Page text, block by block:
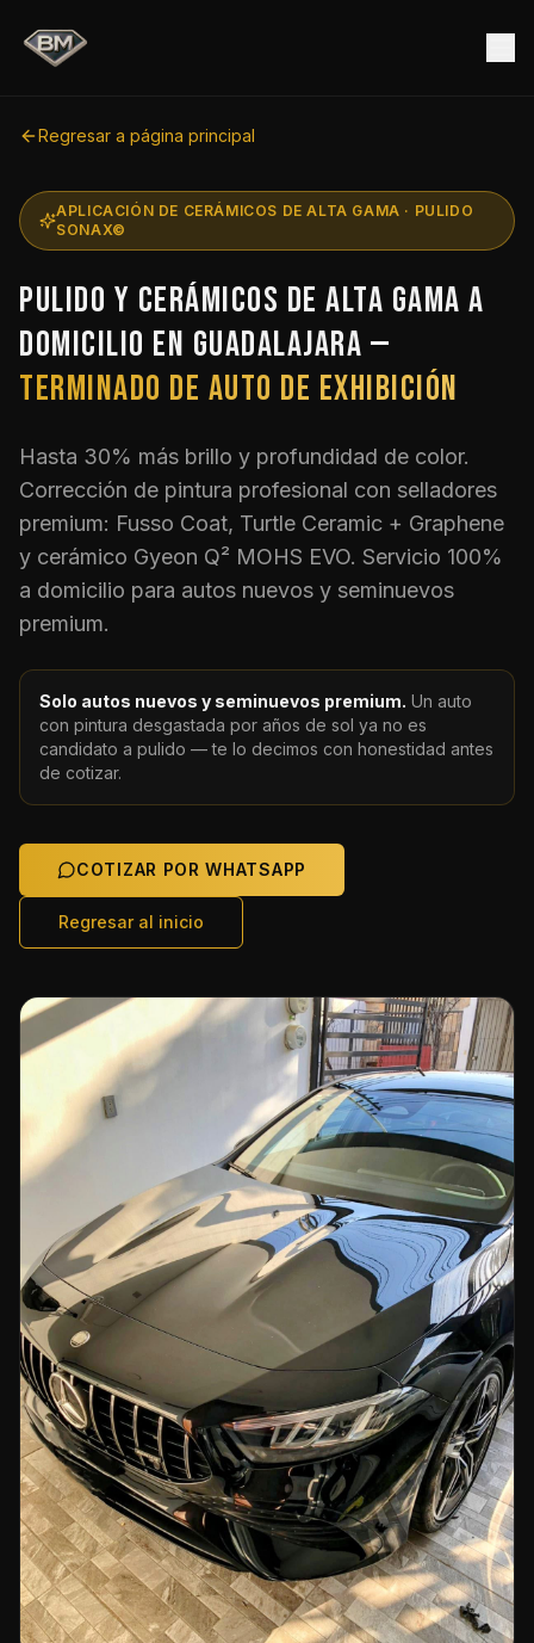
Regresar a página principal
APLICACIÓN DE CERÁMICOS DE ALTA GAMA · PULIDO
SONAX©
Pulido y cerámicos de alta gama a
domicilio en Guadalajara —
terminado de auto de exhibición
Hasta 30% más brillo y profundidad de color.
Corrección de pintura profesional con selladores
premium: Fusso Coat, Turtle Ceramic + Graphene
y cerámico Gyeon Q² MOHS EVO. Servicio 100%
a domicilio para autos nuevos y seminuevos
premium.
Solo autos nuevos y seminuevos premium. Un auto
con pintura desgastada por años de sol ya no es
candidato a pulido — te lo decimos con honestidad antes
de cotizar.
COTIZAR POR WHATSAPP
Regresar al inicio